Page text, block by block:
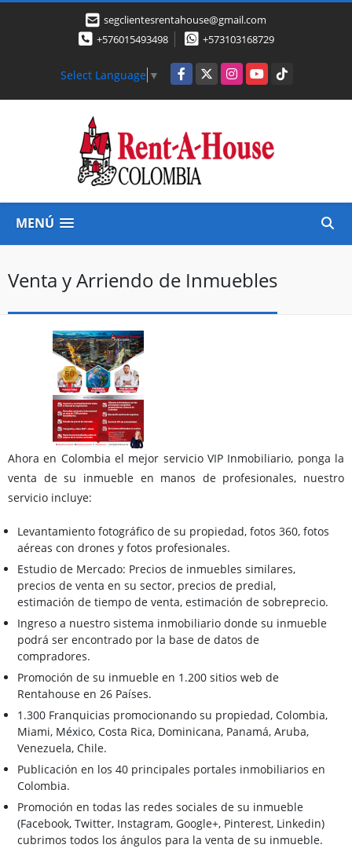
segclientesrentahouse@gmail.com
+576015493498
+573103168729
Select Language ▼ Facebook
X InstagramYouTubeTikTok
MENÚ
Venta y Arriendo de Inmuebles
Ahora en Colombia el mejor servicio VIP Inmobiliario, ponga la
venta de su inmueble en manos de profesionales, nuestro
servicio incluye:
Levantamiento fotográfico de su propiedad, fotos 360, fotos
aéreas con drones y fotos profesionales.
Estudio de Mercado: Precios de inmuebles similares,
precios de venta en su sector, precios de predial,
estimación de tiempo de venta, estimación de sobreprecio.
Ingreso a nuestro sistema inmobiliario donde su inmueble
podrá ser encontrado por la base de datos de
compradores.
Promoción de su inmueble en 1.200 sitios web de
Rentahouse en 26 Países.
1.300 Franquicias promocionando su propiedad, Colombia,
Miami, México, Costa Rica, Dominicana, Panamá, Aruba,
Venezuela, Chile.
Publicación en los 40 principales portales inmobiliarios en
Colombia.
Promoción en todas las redes sociales de su inmueble
(Facebook, Twitter, Instagram, Google+, Pinterest, Linkedin)
cubrimos todos los ángulos para la venta de su inmueble.